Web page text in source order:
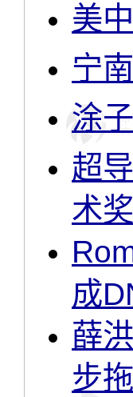
美
宁
涂
超
术
成
薛
步